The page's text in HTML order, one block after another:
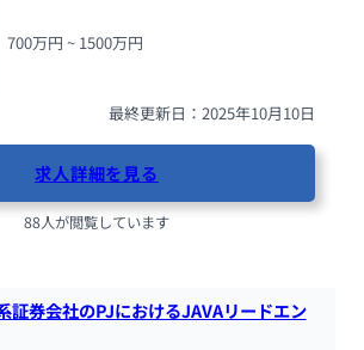
700万円 ~ 1500万円
最終更新日：2025年10月10日
求人詳細を見る
88人が閲覧しています
証券会社のPJにおけるJAVAリードエン